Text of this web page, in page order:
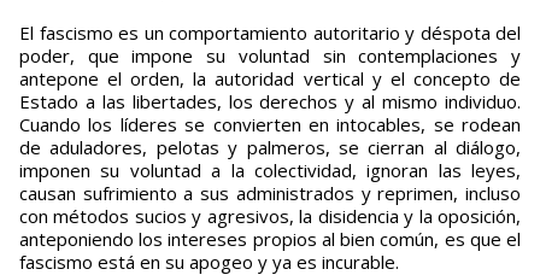
El fascismo es un comportamiento autoritario y déspota del
poder, que impone su voluntad sin contemplaciones y
antepone el orden, la autoridad vertical y el concepto de
Estado a las libertades, los derechos y al mismo individuo.
Cuando los líderes se convierten en intocables, se rodean
de aduladores, pelotas y palmeros, se cierran al diálogo,
imponen su voluntad a la colectividad, ignoran las leyes,
causan sufrimiento a sus administrados y reprimen, incluso
con métodos sucios y agresivos, la disidencia y la oposición,
anteponiendo los intereses propios al bien común, es que el
fascismo está en su apogeo y ya es incurable.